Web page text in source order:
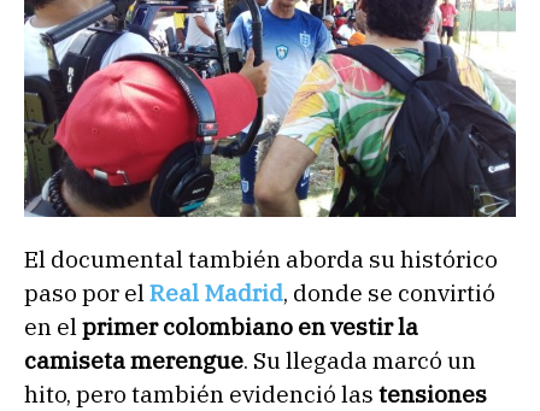
El documental también aborda su histórico
paso por el Real Madrid, donde se convirtió
en el primer colombiano en vestir la
camiseta merengue. Su llegada marcó un
hito, pero también evidenció las tensiones